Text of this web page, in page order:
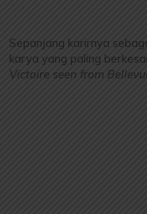
Sepanjang karirnya
karya yang paling
Victoire seen from